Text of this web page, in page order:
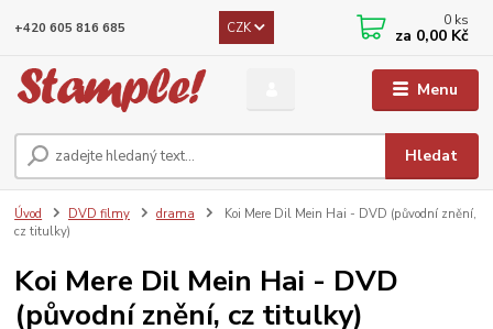
Menu
CZK
Hledat
+420 605 816 685 0 ks
za 0,00 Kč
Úvod DVD filmy drama
Koi Mere Dil Mein Hai - DVD (původní znění,
cz titulky)
Koi Mere Dil Mein Hai - DVD
(původní znění, cz titulky)